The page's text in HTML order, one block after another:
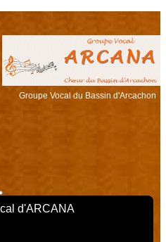
Groupe Vocal du Bassin d'Arcachon
d'ARCANA